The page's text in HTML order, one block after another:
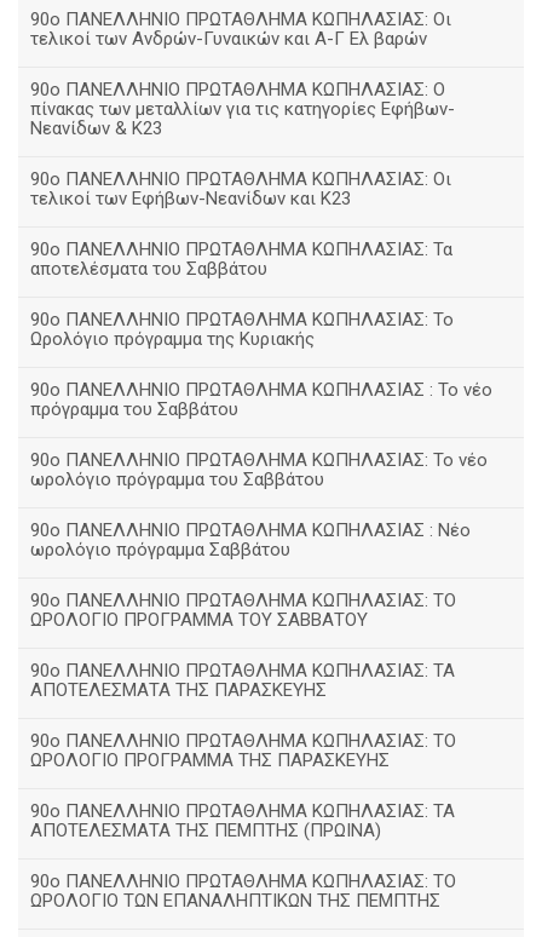
90ο ΠΑΝΕΛΛΗΝΙΟ ΠΡΩΤΑΘΛΗΜΑ ΚΩΠΗΛΑΣΙΑΣ: Οι
τελικοί των Ανδρών-Γυναικών και Α-Γ Ελ βαρών
90ο ΠΑΝΕΛΛΗΝΙΟ ΠΡΩΤΑΘΛΗΜΑ ΚΩΠΗΛΑΣΙΑΣ: Ο
πίνακας των μεταλλίων για τις κατηγορίες Εφήβων-
Νεανίδων & Κ23
90ο ΠΑΝΕΛΛΗΝΙΟ ΠΡΩΤΑΘΛΗΜΑ ΚΩΠΗΛΑΣΙΑΣ: Οι
τελικοί των Εφήβων-Νεανίδων και Κ23
90o ΠΑΝΕΛΛΗΝΙΟ ΠΡΩΤΑΘΛΗΜΑ ΚΩΠΗΛΑΣΙΑΣ: Τα
αποτελέσματα του Σαββάτου
90ο ΠΑΝΕΛΛΗΝΙΟ ΠΡΩΤΑΘΛΗΜΑ ΚΩΠΗΛΑΣΙΑΣ: Το
Ωρολόγιο πρόγραμμα της Κυριακής
90ο ΠΑΝΕΛΛΗΝΙΟ ΠΡΩΤΑΘΛΗΜΑ ΚΩΠΗΛΑΣΙΑΣ : Το νέο
πρόγραμμα του Σαββάτου
90ο ΠΑΝΕΛΛΗΝΙΟ ΠΡΩΤΑΘΛΗΜΑ ΚΩΠΗΛΑΣΙΑΣ: Το νέο
ωρολόγιο πρόγραμμα του Σαββάτου
90ο ΠΑΝΕΛΛΗΝΙΟ ΠΡΩΤΑΘΛΗΜΑ ΚΩΠΗΛΑΣΙΑΣ : Νέο
ωρολόγιο πρόγραμμα Σαββάτου
90ο ΠΑΝΕΛΛΗΝΙΟ ΠΡΩΤΑΘΛΗΜΑ ΚΩΠΗΛΑΣΙΑΣ: ΤΟ
ΩΡΟΛΟΓΙΟ ΠΡΟΓΡΑΜΜΑ ΤΟΥ ΣΑΒΒΑΤΟΥ
90ο ΠΑΝΕΛΛΗΝΙΟ ΠΡΩΤΑΘΛΗΜΑ ΚΩΠΗΛΑΣΙΑΣ: ΤΑ
ΑΠΟΤΕΛΕΣΜΑΤΑ ΤΗΣ ΠΑΡΑΣΚΕΥΗΣ
90ο ΠΑΝΕΛΛΗΝΙΟ ΠΡΩΤΑΘΛΗΜΑ ΚΩΠΗΛΑΣΙΑΣ: ΤΟ
ΩΡΟΛΟΓΙΟ ΠΡΟΓΡΑΜΜΑ ΤΗΣ ΠΑΡΑΣΚΕΥΗΣ
90ο ΠΑΝΕΛΛΗΝΙΟ ΠΡΩΤΑΘΛΗΜΑ ΚΩΠΗΛΑΣΙΑΣ: ΤΑ
ΑΠΟΤΕΛΕΣΜΑΤΑ ΤΗΣ ΠΕΜΠΤΗΣ (ΠΡΩΙΝΑ)
90o ΠΑΝΕΛΛΗΝΙΟ ΠΡΩΤΑΘΛΗΜΑ ΚΩΠΗΛΑΣΙΑΣ: ΤΟ
ΩΡΟΛΟΓΙΟ ΤΩΝ ΕΠΑΝΑΛΗΠΤΙΚΩΝ ΤΗΣ ΠΕΜΠΤΗΣ